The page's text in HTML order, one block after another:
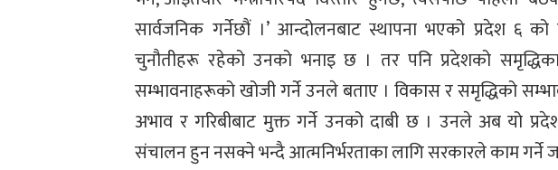
सार्वजनिक गर्नेछौं ।’ आन्दोलनबाट स्थापना भएको प्रदेश ६
चुनौतीहरू रहेको उनको भनाइ छ । तर पनि प्रदेशको
सम्भावनाहरूको खोजी गर्ने उनले बताए । विकास र समृद्धिको
अभाव र गरिबीबाट मुक्त गर्ने उनको दाबी छ । उनले अब यो
संचालन हुन नसक्ने भन्दै आत्मनिर्भरताका लागि सरकारले काम गर्ने